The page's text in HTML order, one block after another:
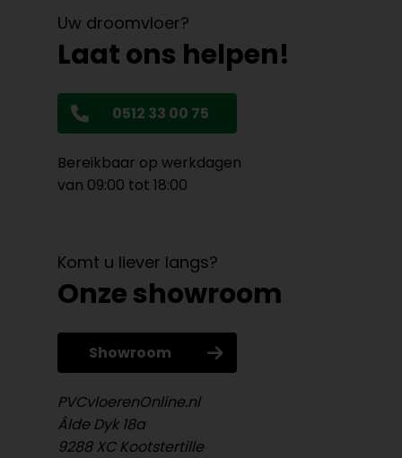
Uw droomvloer?
Laat ons helpen!
0512 33 00 75
Bereikbaar op werkdagen
van 09:00 tot 18:00
Komt u liever langs?
Onze showroom
Showroom
PVCvloerenOnline.nl
Âlde Dyk 18a
9288 XC Kootstertille